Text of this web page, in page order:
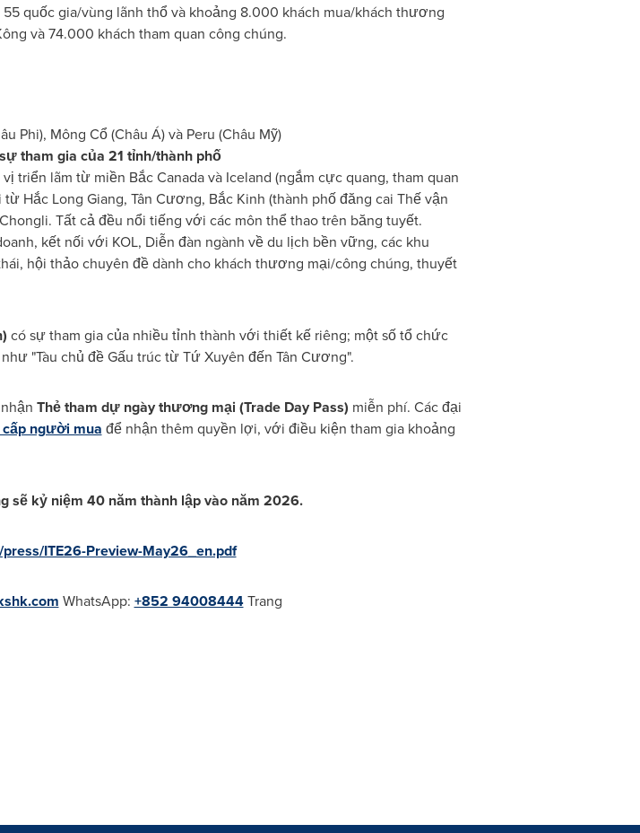
quốc gia/vùng lãnh thổ và khoảng 8.000 khách mua/khách thương
và 74.000 khách tham quan công chúng.
Phi), Mông Cổ (Châu Á) và Peru (Châu Mỹ)
sự tham gia của 21 tỉnh/thành phố
triển lãm từ miền Bắc Canada và Iceland (ngắm cực quang, tham quan
Hắc Long Giang, Tân Cương, Bắc Kinh (thành phố đăng cai Thế vận
Tất cả đều nổi tiếng với các môn thể thao trên băng tuyết.
kết nối với KOL, Diễn đàn ngành về du lịch bền vững, các khu
hội thảo chuyên đề dành cho khách thương mại/công chúng, thuyết
có sự tham gia của nhiều tỉnh thành với thiết kế riêng; một số tổ chức
"Tàu chủ đề Gấu trúc từ Tứ Xuyên đến Tân Cương".
Thẻ tham dự ngày thương mại (Trade Day Pass) miễn phí. Các đại
người mua để nhận thêm quyền lợi, với điều kiện tham gia khoảng
sẽ kỷ niệm 40 năm thành lập vào năm 2026.
ITE26-Preview-May26_en.pdf
WhatsApp: +852 94008444Trang